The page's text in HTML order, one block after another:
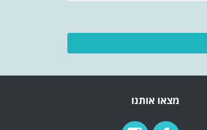
מצאו אותנו